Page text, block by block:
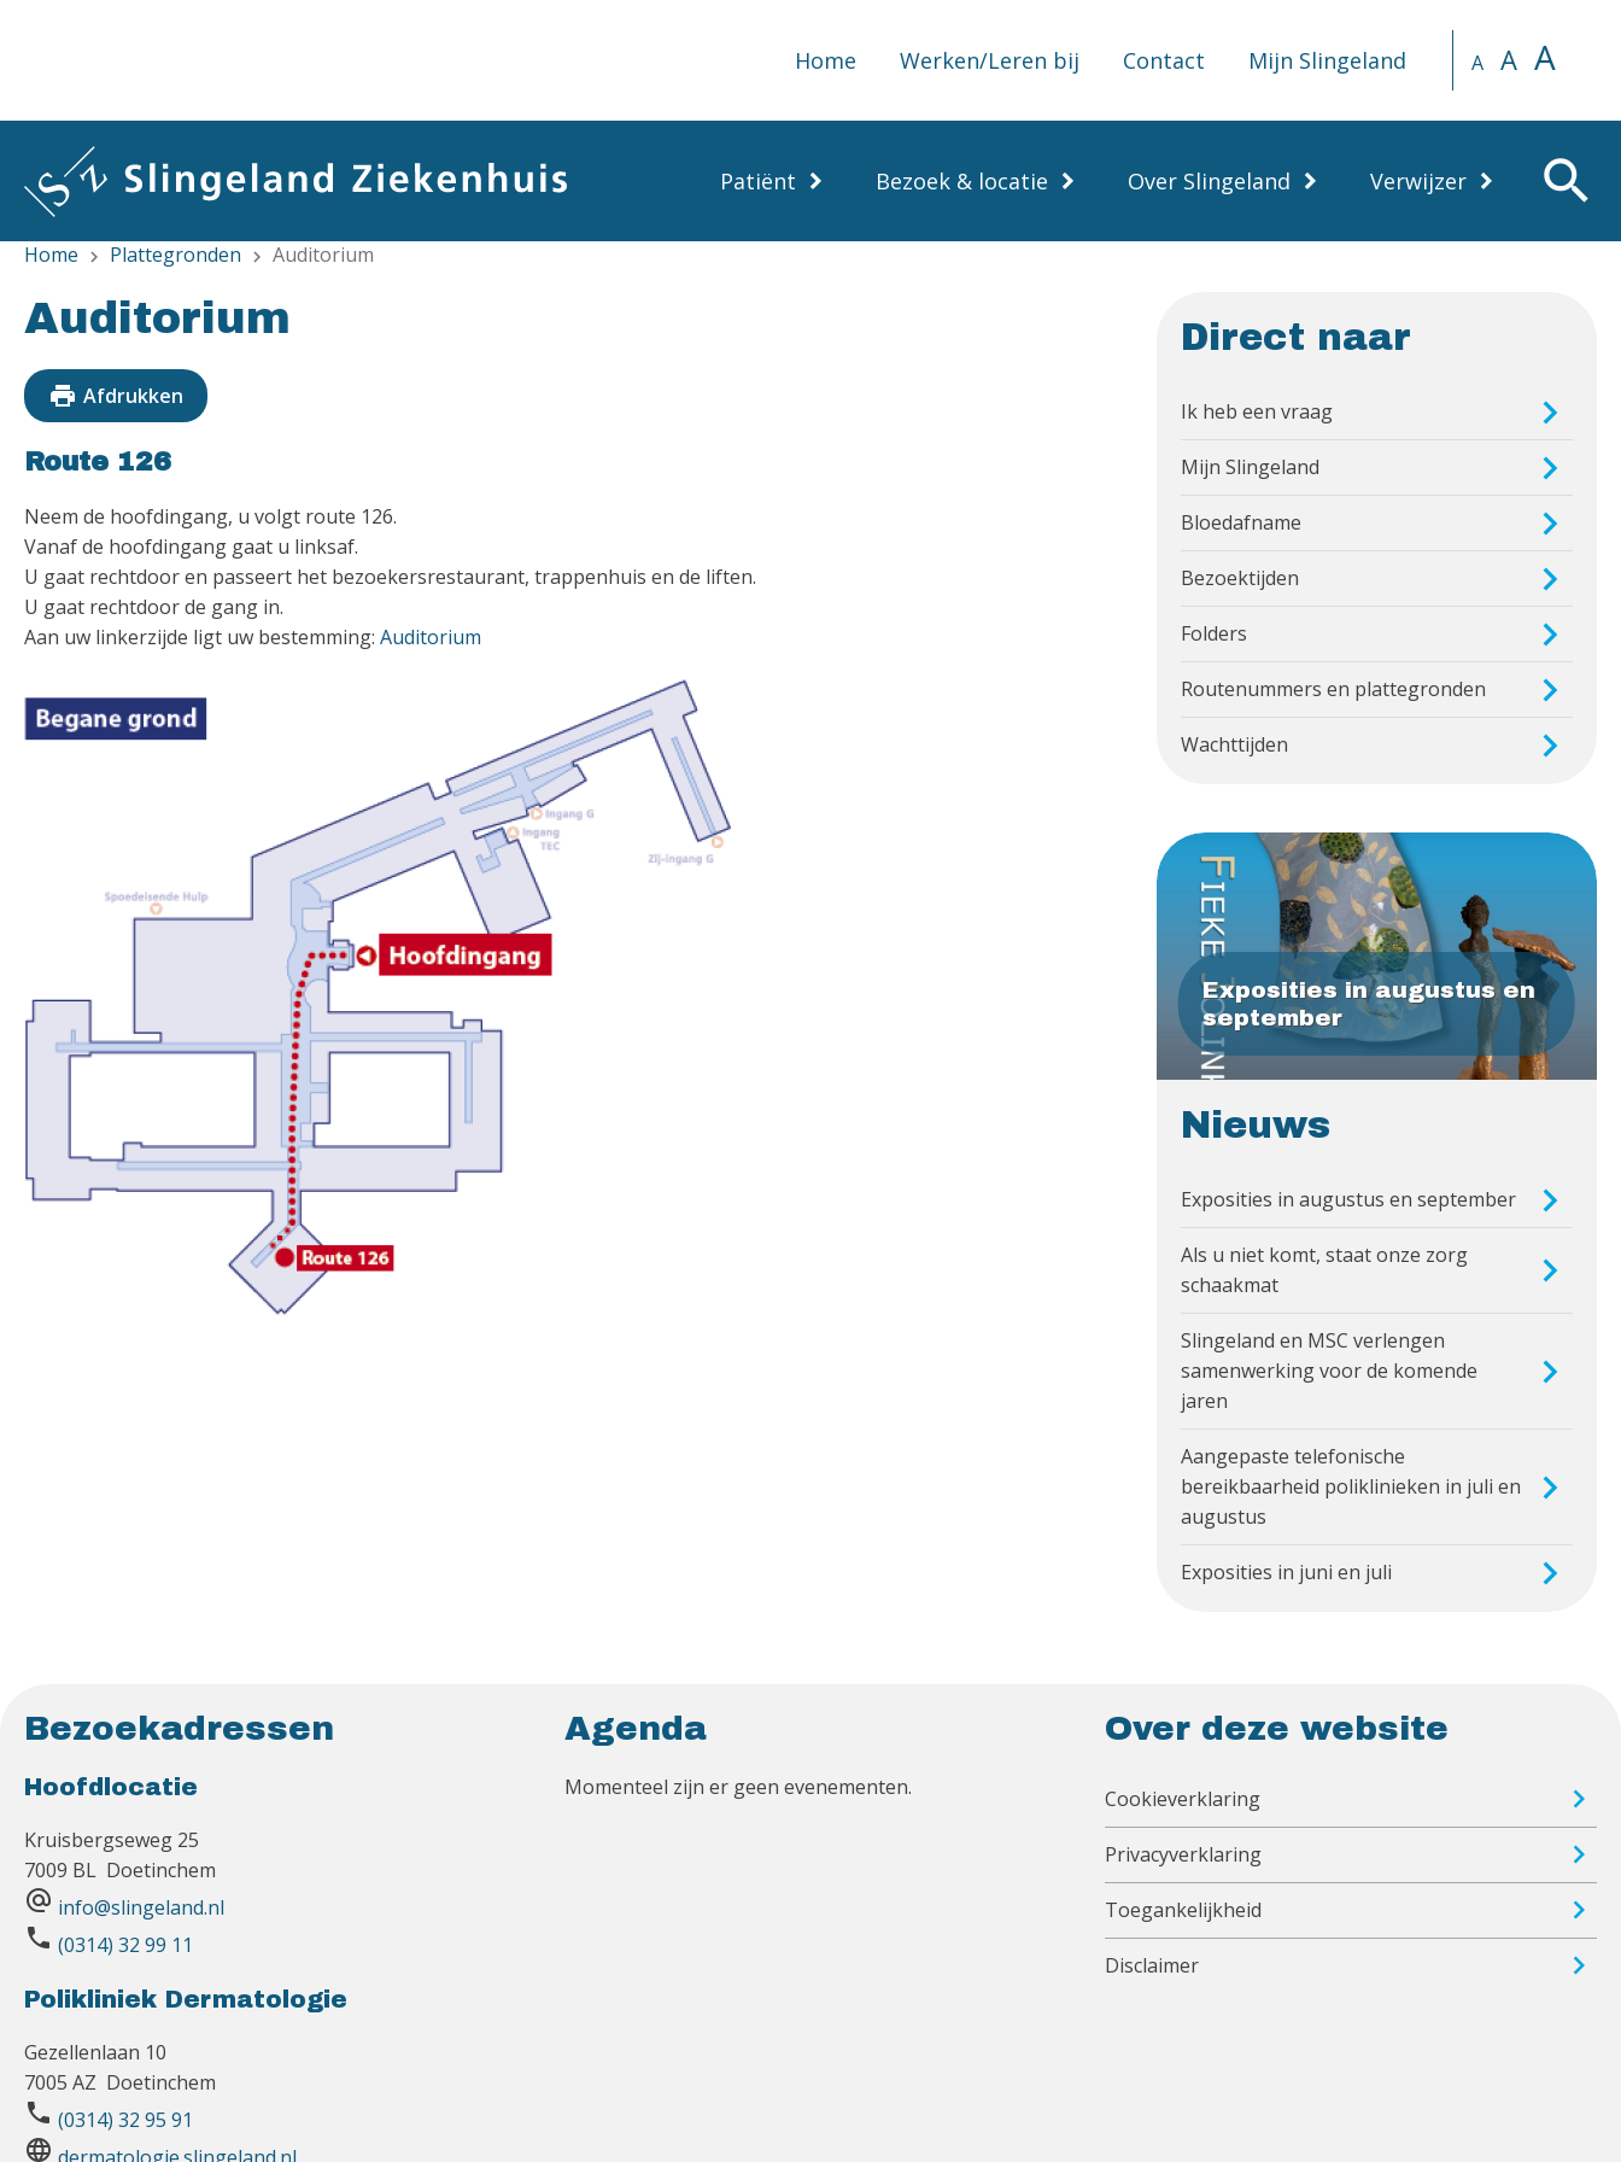
Home Werken/Leren bij Contact Mijn Slingeland A A A
Patiënt Bezoek & locatie Over Slingeland Verwijzer search
Home chevron_right Plattegronden chevron_right Auditorium
Auditorium
print Afdrukken
Route 126
Neem de hoofdingang, u volgt route 126.
Vanaf de hoofdingang gaat u linksaf.
U gaat rechtdoor en passeert het bezoekersrestaurant, trappenhuis en de liften.
U gaat rechtdoor de gang in.
Aan uw linkerzijde ligt uw bestemming: Auditorium
Direct naar
Ik heb een vraag
Mijn Slingeland
Bloedafname
Bezoektijden
Folders
Routenummers en plattegronden
Wachttijden
Exposities in augustus en
september
Nieuws
Exposities in augustus en september
Als u niet komt, staat onze zorg
schaakmat
Slingeland en MSC verlengen
samenwerking voor de komende
jaren
Aangepaste telefonische
bereikbaarheid poliklinieken in juli en
augustus
Exposities in juni en juli
Bezoekadressen
Hoofdlocatie
Kruisbergseweg 25
7009 BL Doetinchem
alternate_email info@slingeland.nl
phone (0314) 32 99 11
Polikliniek Dermatologie
Gezellenlaan 10
7005 AZ Doetinchem
phone (0314) 32 95 91
language
Agenda
Momenteel zijn er geen evenementen.
Over deze website
Cookieverklaring
Privacyverklaring
Toegankelijkheid
Disclaimer